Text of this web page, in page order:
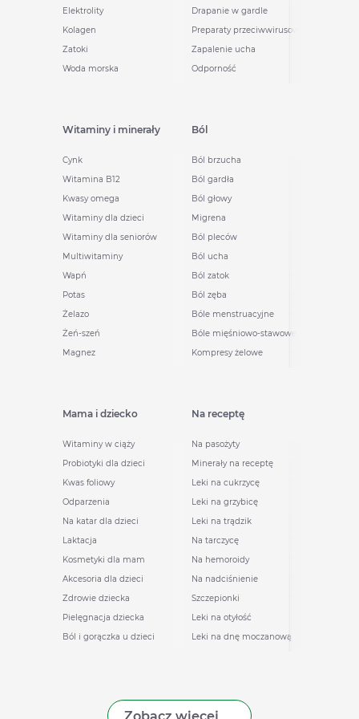
Elektrolity
Kolagen
Zatoki
Woda morska
Drapanie w gardle
Preparaty przeciwwirusowe
Zapalenie ucha
Odporność
Witaminy i minerały
Cynk
Witamina B12
Kwasy omega
Witaminy dla dzieci
Witaminy dla seniorów
Multiwitaminy
Wapń
Potas
Żelazo
Żeń-szeń
Magnez
Ból
Ból brzucha
Ból gardła
Ból głowy
Migrena
Ból pleców
Ból ucha
Ból zatok
Ból zęba
Bóle menstruacyjne
Bóle mięśniowo-stawowe
Kompresy żelowe
Mama i dziecko
Witaminy w ciąży
Probiotyki dla dzieci
Kwas foliowy
Odparzenia
Na katar dla dzieci
Laktacja
Kosmetyki dla mam
Akcesoria dla dzieci
Zdrowie dziecka
Pielęgnacja dziecka
Ból i gorączka u dzieci
Na receptę
Na pasożyty
Minerały na receptę
Leki na cukrzycę
Leki na grzybicę
Leki na trądzik
Na tarczycę
Na hemoroidy
Na nadciśnienie
Szczepionki
Leki na otyłość
Leki na dnę moczanową